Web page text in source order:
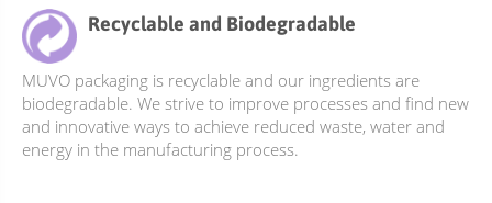
Recyclable and Biodegradable
MUVO packaging is recyclable and our ingredients are
biodegradable. We strive to improve processes and find new
and innovative ways to achieve reduced waste, water and
energy in the manufacturing process.